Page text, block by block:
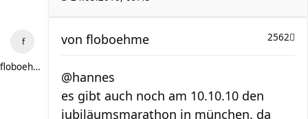
floboehme
2562
von floboehme
@hannes
es gibt auch noch am 10.10.10 den
jubiläumsmarathon in münchen. da